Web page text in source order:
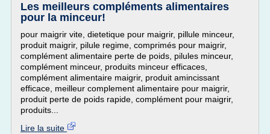
Les meilleurs compléments alimentaires
pour la minceur!
pour maigrir vite, dietetique pour maigrir, pillule minceur,
produit maigrir, pilule regime, comprimés pour maigrir,
complément alimentaire perte de poids, pilules minceur,
complément minceur, produits minceur efficaces,
complément alimentaire maigrir, produit amincissant
efficace, meilleur complement alimentaire pour maigrir,
produit perte de poids rapide, complément pour maigrir,
produits...
Lire la suite